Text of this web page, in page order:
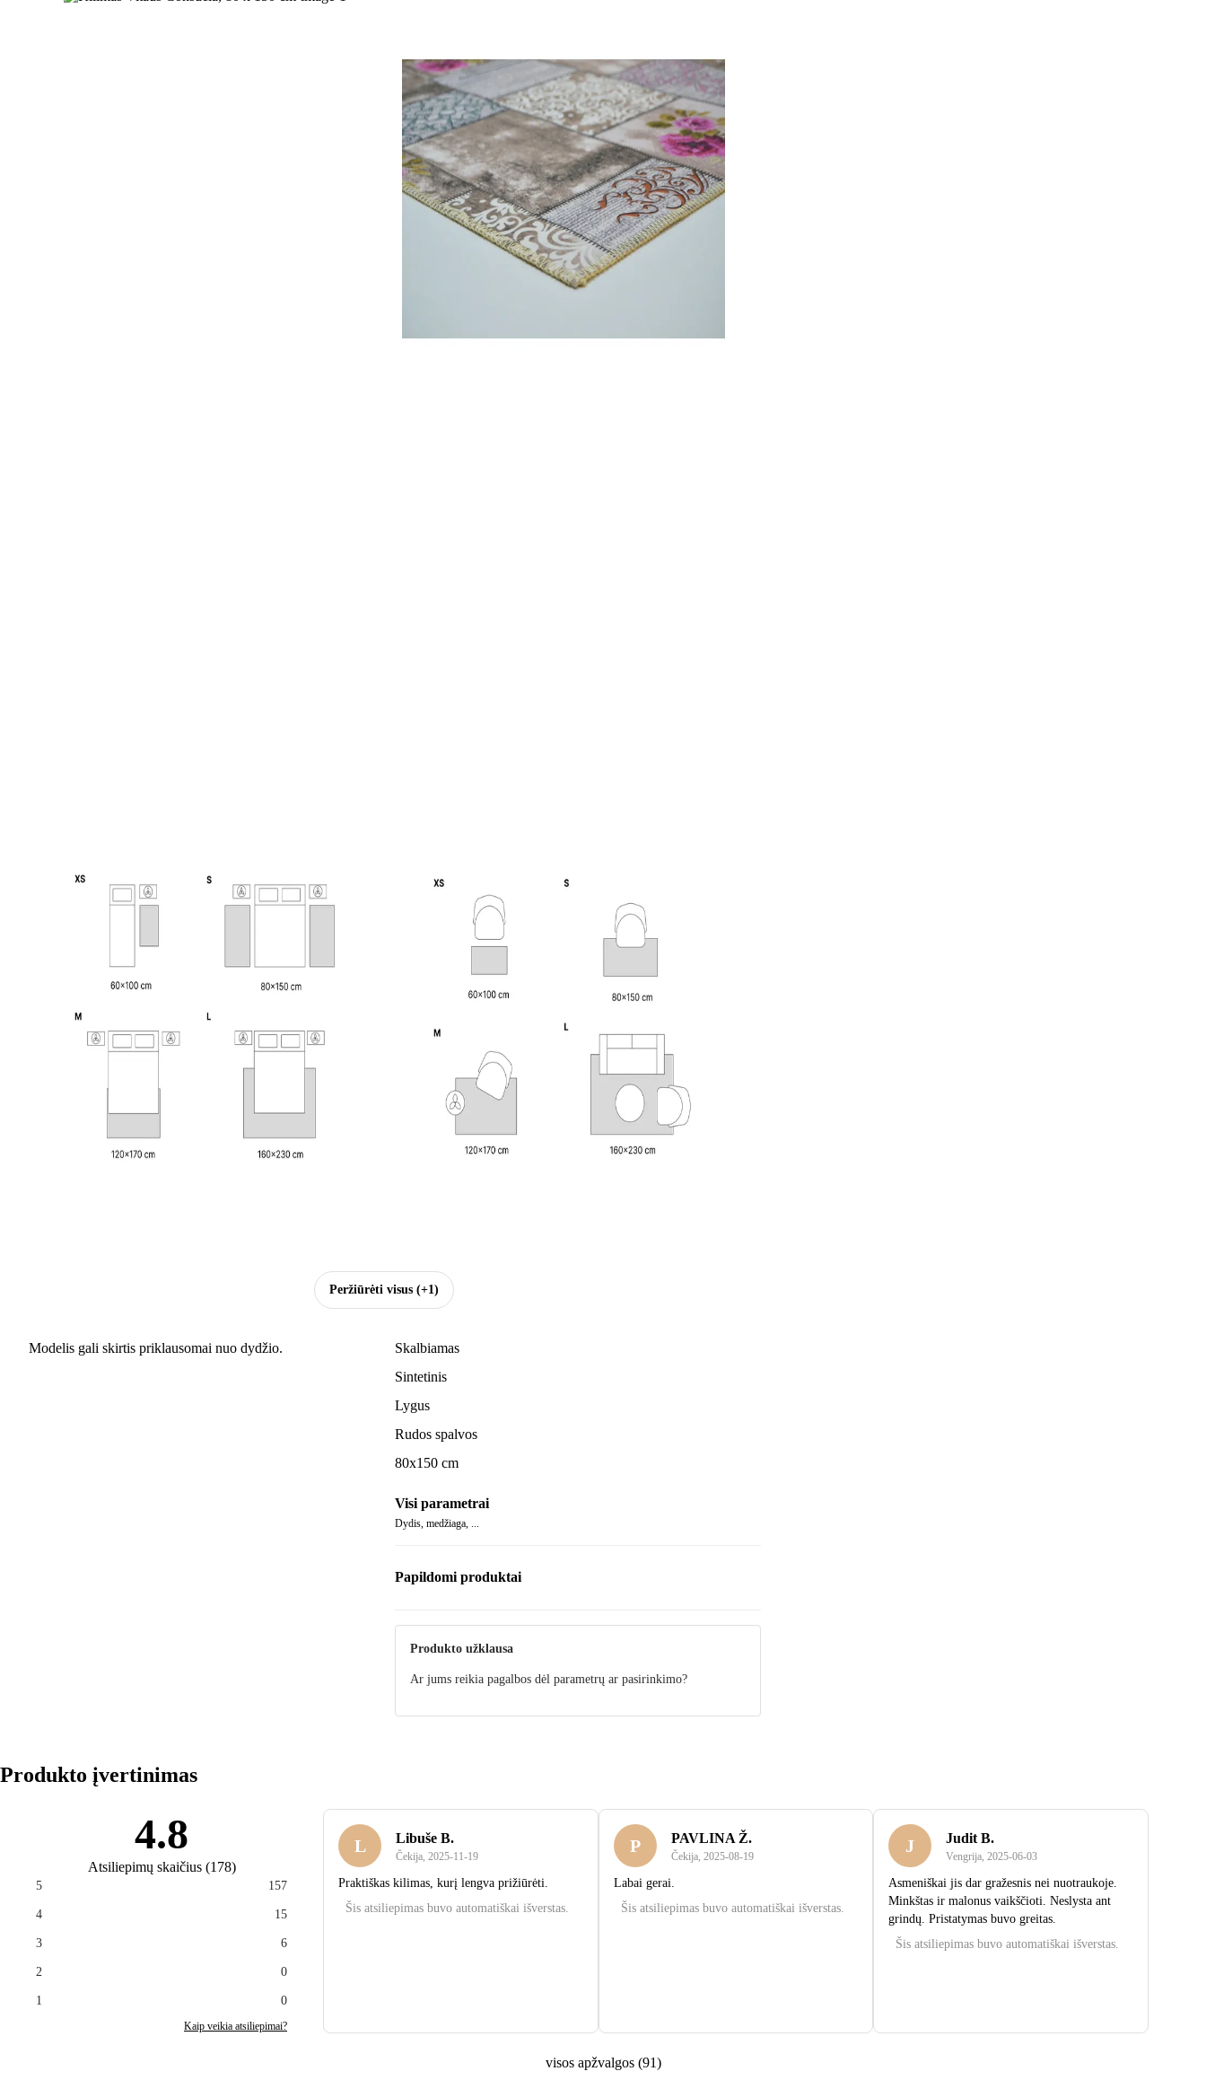
Peržiūrėti visus (+1)
Modelis gali skirtis priklausomai nuo dydžio.
Skalbiamas
Sintetinis
Lygus
Rudos spalvos
80x150 cm
Visi parametrai
Dydis, medžiaga, ...
Papildomi produktai
Produkto užklausa
Ar jums reikia pagalbos dėl parametrų ar pasirinkimo?
Produkto įvertinimas
4.8
Atsiliepimų skaičius(178)
5 157
4 15
3 6
2 0
1 0
Kaip veikia atsiliepimai?
L Libuše B.
Čekija 2025‑11‑19
Praktiškas kilimas, kurį lengva prižiūrėti.
Šis atsiliepimas buvo automatiškai išverstas.
P PAVLINA Ž.
Čekija, 2025‑08‑19
Labai gerai.
Šis atsiliepimas buvo automatiškai išverstas.
J Judit B.
Vengrija ,2025‑06‑03
Asmeniškai jis dar gražesnis nei nuotraukoje.
Minkštas ir malonus vaikščioti. Neslysta ant
grindų. Pristatymas buvo greitas.
Šis atsiliepimas buvo automatiškai išverstas.
visos apžvalgos(91)